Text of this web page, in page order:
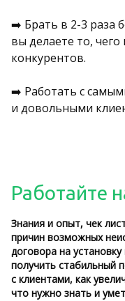
➡️ Брать в 2-3 раза
вы делаете то,
конкурентов.
➡️ Работать с
и довольными
Работайте
Знания и опыт, чек
причин возможных
договора на
получить стабильный
с клиентами, как
что нужно знать и